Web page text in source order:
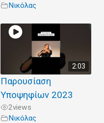
Νικόλας
2:03
Παρουσίαση
Υποψηφίων 2023
2views
Νικόλας